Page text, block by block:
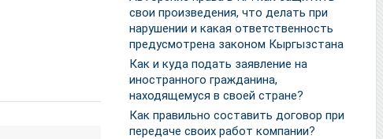
свои произведения, что делать при
нарушении и какая ответственность
предусмотрена законом Кыргызстана
Как и куда подать заявление на
иностранного гражданина,
находящемуся в своей стране?
Как правильно составить договор при
передаче своих работ компании?